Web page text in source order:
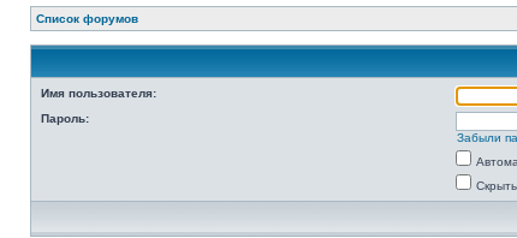
Список форумов
Имя пользователя:
Пароль:
Забыли